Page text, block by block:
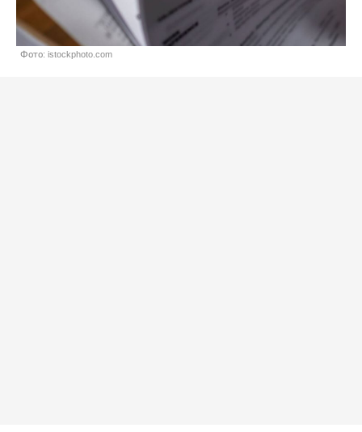
Фото: istockphoto.com